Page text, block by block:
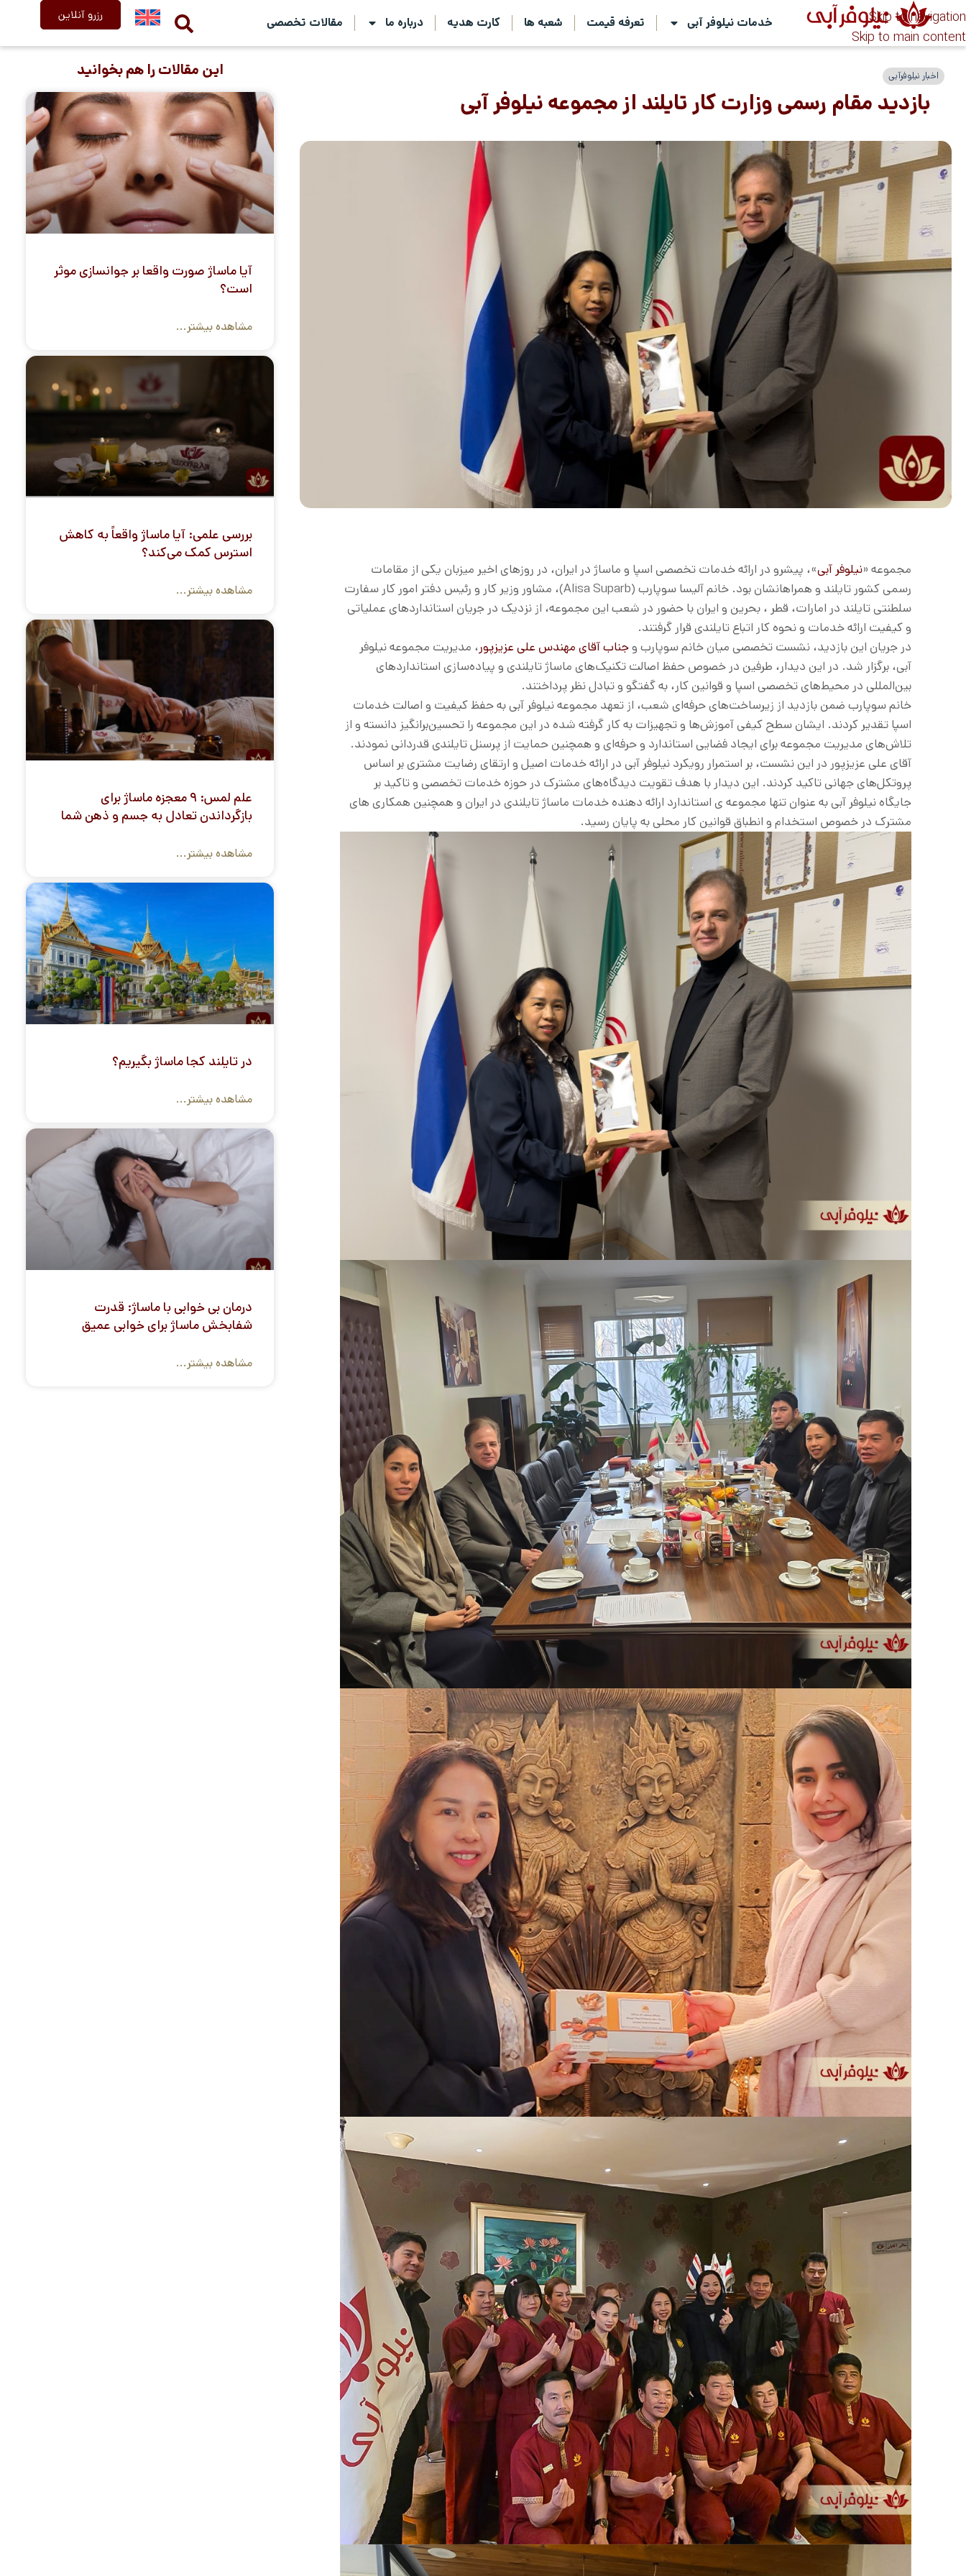
Skip to navigation
Skip to main content
رزرو آنلاین خدمات نیلوفر آبی تعرفه قیمت شعبه ها کارت هدیه درباره ما مقالات تخصصی
اخبار نیلوفرآبی
بازدید مقام رسمی وزارت کار تایلند از مجموعه نیلوفر آبی
مجموعه «نیلوفر آبی»، پیشرو در ارائه خدمات تخصصی اسپا و ماساژ در ایران، در روزهای اخیر میزبان یکی از مقامات
رسمی کشور تایلند و همراهانشان بود. خانم آلیسا سوپارب (Alisa Suparb)، مشاور وزیر کار و رئیس دفتر امور کار سفارت
سلطنتی تایلند در امارات، قطر ، بحرین و ایران با حضور در شعب این مجموعه، از نزدیک در جریان استانداردهای عملیاتی
و کیفیت ارائه خدمات و نحوه کار اتباع تایلندی قرار گرفتند.
در جریان این بازدید، نشست تخصصی میان خانم سوپارب وجناب آقای مهندس علی عزیزپور، مدیریت مجموعه نیلوفر
آبی، برگزار شد. در این دیدار، طرفین در خصوص حفظ اصالت تکنیک‌های ماساژ تایلندی و پیاده‌سازی استانداردهای
بین‌المللی در محیط‌های تخصصی اسپا و قوانین کار، به گفتگو و تبادل نظر پرداختند.
خانم سوپارب ضمن بازدید از زیرساخت‌های حرفه‌ای شعب، از تعهد مجموعه نیلوفر آبی به حفظ کیفیت و اصالت خدمات
اسپا تقدیر کردند. ایشان سطح کیفی آموزش‌ها و تجهیزات به کار گرفته شده در این مجموعه را تحسین‌برانگیز دانسته و از
تلاش‌های مدیریت مجموعه برای ایجاد فضایی استاندارد و حرفه‌ای و همچنین حمایت از پرسنل تایلندی قدردانی نمودند.
آقای علی عزیزپور در این نشست، بر استمرار رویکرد نیلوفر آبی در ارائه خدمات اصیل و ارتقای رضایت مشتری بر اساس
پروتکل‌های جهانی تاکید کردند. این دیدار با هدف تقویت دیدگاه‌های مشترک در حوزه خدمات تخصصی و تاکید بر
جایگاه نیلوفر آبی به عنوان تنها مجموعه ی استاندارد ارائه دهنده خدمات ماساژ تایلندی در ایران و همچنین همکاری های
مشترک در خصوص استخدام و انطباق قوانین کار محلی به پایان رسید.
این مقالات را هم بخوانید
آیا ماساژ صورت واقعا بر جوانسازی موثر
است؟
مشاهده بیشتر...
بررسی علمی: آیا ماساژ واقعاً به کاهش
استرس کمک می‌کند؟
مشاهده بیشتر...
علم لمس: ۹ معجزه ماساژ برای
بازگرداندن تعادل به جسم و ذهن شما
مشاهده بیشتر...
در تایلند کجا ماساژ بگیریم؟
مشاهده بیشتر...
درمان بی خوابی با ماساژ: قدرت
شفابخش ماساژ برای خوابی عمیق
مشاهده بیشتر...